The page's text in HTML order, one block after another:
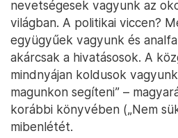
nevetségesek vagyunk az
világban. A politikai viccen?
együgyűek vagyunk és
akárcsak a hivatásosok. A
mindnyájan koldusok
magunkon segíteni” –
korábbi könyvében („Nem
mibenlétét.